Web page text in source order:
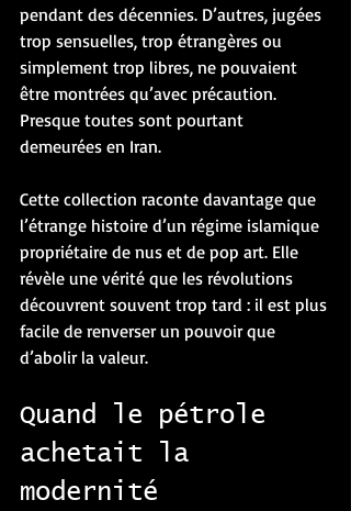
pendant des décennies. D’autres, jugées
trop sensuelles, trop étrangères ou
simplement trop libres, ne pouvaient
être montrées qu’avec précaution.
Presque toutes sont pourtant
demeurées en Iran.
Cette collection raconte davantage que
l’étrange histoire d’un régime islamique
propriétaire de nus et de pop art. Elle
révèle une vérité que les révolutions
découvrent souvent trop tard : il est plus
facile de renverser un pouvoir que
d’abolir la valeur.
Quand le pétrole
achetait la
modernité